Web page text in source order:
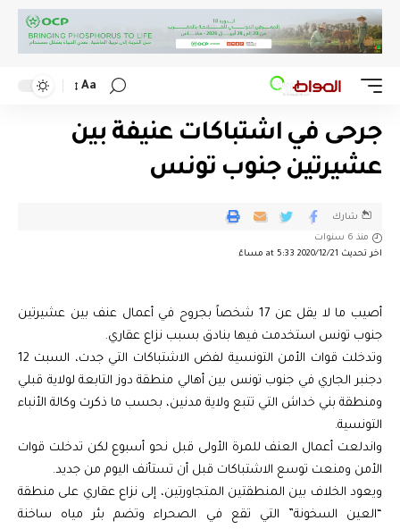
Aa
جرحى في اشتباكات عنيفة بين
عشيرتين جنوب تونس
اخر تحديث 2020/12/21 at 5:33 مساءً
منذ 6 سنوات
شارك
أصيب ما لا يقل عن 17 شخصاً بجروح في أعمال عنف بين عشيرتين
جنوب تونس استخدمت فيها بنادق بسبب نزاع عقاري.
وتدخلت قوات الأمن التونسية لفض الاشتباكات التي جدت، السبت 12
دجنبر الجاري في جنوب تونس بين أهالي منطقة دوز التابعة لولاية قبلي
ومنطقة بني خداش التي تتبع ولاية مدنين، بحسب ما ذكرت وكالة الأنباء
التونسية.
واندلعت أعمال العنف للمرة الأولى قبل نحو أسبوع لكن تدخلت قوات
الأمن ومنعت توسع الاشتباكات قبل أن تستأنف اليوم من جديد.
ويعود الخلاف بين المنطقتين المتجاورتين، إلى نزاع عقاري على منطقة
“العين السخونة” التي تقع في الصحراء وتضم بئر مياه ساخنة